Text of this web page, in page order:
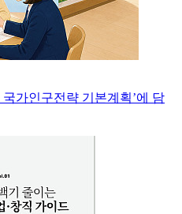
국가인구전략 기본계획’에 담